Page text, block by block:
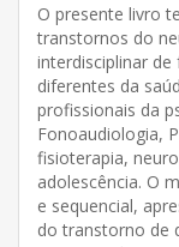
O presente livro
transtornos do
interdisciplinar
diferentes da
profissionais da
Fonoaudiologia,
fisioterapia,
adolescência. O
e sequencial,
do transtorno de